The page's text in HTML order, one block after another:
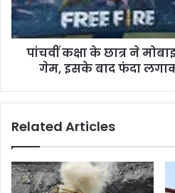
फोन
पर
11
फंदा
ली
आत्महत्या
पांचवीं कक्षा के छात्र ने
गेम, इसके बाद फंदा
Related Articles